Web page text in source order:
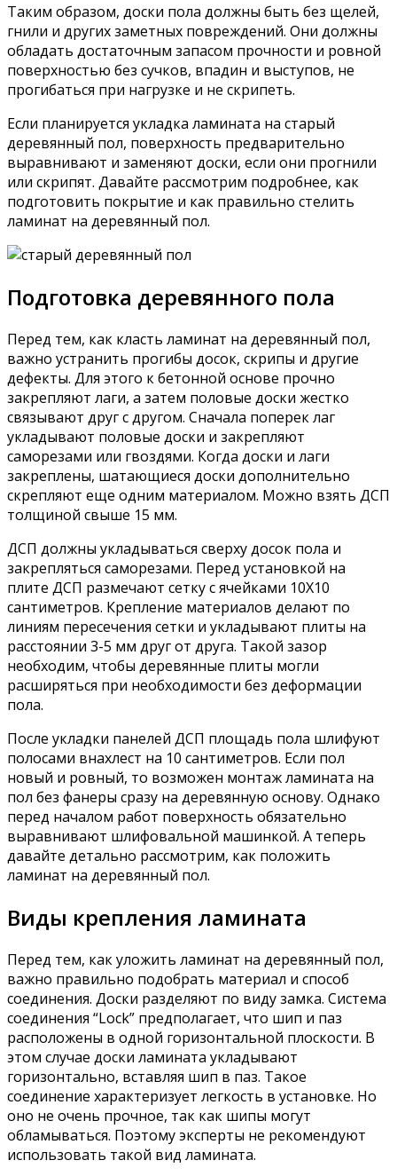
Таким образом, доски пола должны быть без щелей,
гнили и других заметных повреждений. Они должны
обладать достаточным запасом прочности и ровной
поверхностью без сучков, впадин и выступов, не
прогибаться при нагрузке и не скрипеть.
Если планируется укладка ламината на старый
деревянный пол, поверхность предварительно
выравнивают и заменяют доски, если они прогнили
или скрипят. Давайте рассмотрим подробнее, как
подготовить покрытие и как правильно стелить
ламинат на деревянный пол.
Подготовка деревянного пола
Перед тем, как класть ламинат на деревянный пол,
важно устранить прогибы досок, скрипы и другие
дефекты. Для этого к бетонной основе прочно
закрепляют лаги, а затем половые доски жестко
связывают друг с другом. Сначала поперек лаг
укладывают половые доски и закрепляют
саморезами или гвоздями. Когда доски и лаги
закреплены, шатающиеся доски дополнительно
скрепляют еще одним материалом. Можно взять ДСП
толщиной свыше 15 мм.
ДСП должны укладываться сверху досок пола и
закрепляться саморезами. Перед установкой на
плите ДСП размечают сетку с ячейками 10Х10
сантиметров. Крепление материалов делают по
линиям пересечения сетки и укладывают плиты на
расстоянии 3-5 мм друг от друга. Такой зазор
необходим, чтобы деревянные плиты могли
расширяться при необходимости без деформации
пола.
После укладки панелей ДСП площадь пола шлифуют
полосами внахлест на 10 сантиметров. Если пол
новый и ровный, то возможен монтаж ламината на
пол без фанеры сразу на деревянную основу. Однако
перед началом работ поверхность обязательно
выравнивают шлифовальной машинкой. А теперь
давайте детально рассмотрим, как положить
ламинат на деревянный пол.
Виды крепления ламината
Перед тем, как уложить ламинат на деревянный пол,
важно правильно подобрать материал и способ
соединения. Доски разделяют по виду замка. Система
соединения “Lock” предполагает, что шип и паз
расположены в одной горизонтальной плоскости. В
этом случае доски ламината укладывают
горизонтально, вставляя шип в паз. Такое
соединение характеризует легкость в установке. Но
оно не очень прочное, так как шипы могут
обламываться. Поэтому эксперты не рекомендуют
использовать такой вид ламината.